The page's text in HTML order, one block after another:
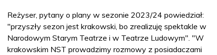
Reżyser, pytany o plany w sezonie 2023/24 powiedział:
"przyszły sezon jest krakowski, bo zrealizuję spektakle w
Narodowym Starym Teatrze i w Teatrze Ludowym". "W
krakowskim NST prowadzimy rozmowy z posiadaczami